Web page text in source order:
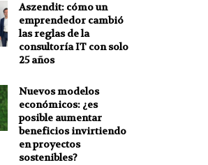
Aszendit: cómo un
emprendedor cambió
las reglas de la
consultoría IT con solo
25 años
Nuevos modelos
económicos: ¿es
posible aumentar
beneficios invirtiendo
en proyectos
sostenibles?